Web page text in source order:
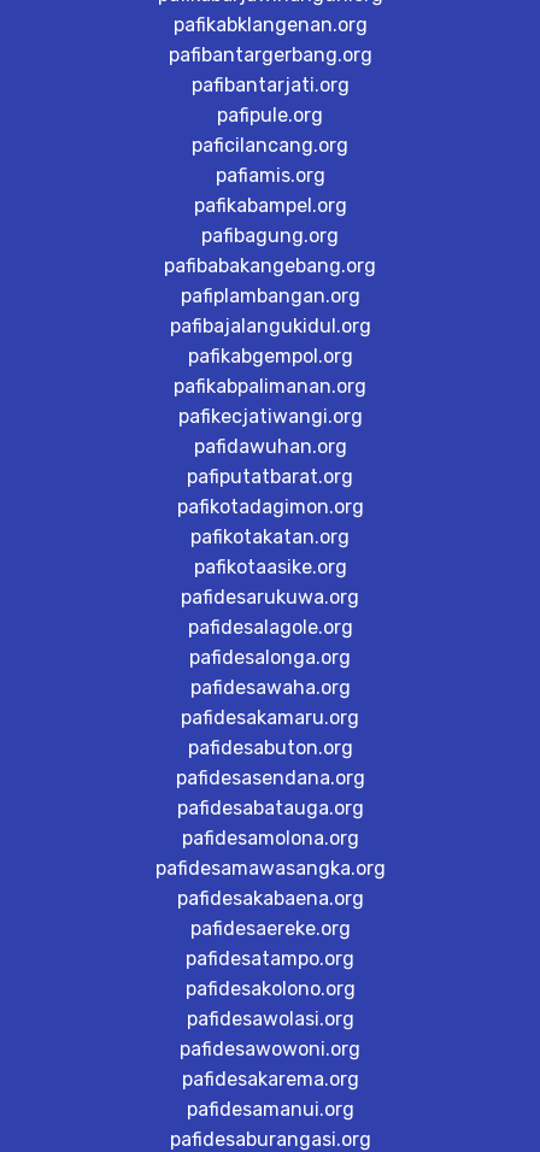
pafikabklangenan.org
pafibantargerbang.org
pafibantarjati.org
pafipule.org
paficilancang.org
pafiamis.org
pafikabampel.org
pafibagung.org
pafibabakangebang.org
pafiplambangan.org
pafibajalangukidul.org
pafikabgempol.org
pafikabpalimanan.org
pafikecjatiwangi.org
pafidawuhan.org
pafiputatbarat.org
pafikotadagimon.org
pafikotakatan.org
pafikotaasike.org
pafidesarukuwa.org
pafidesalagole.org
pafidesalonga.org
pafidesawaha.org
pafidesakamaru.org
pafidesabuton.org
pafidesasendana.org
pafidesabatauga.org
pafidesamolona.org
pafidesamawasangka.org
pafidesakabaena.org
pafidesaereke.org
pafidesatampo.org
pafidesakolono.org
pafidesawolasi.org
pafidesawowoni.org
pafidesakarema.org
pafidesamanui.org
pafidesaburangasi.org